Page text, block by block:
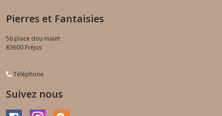
Pierres et Fantaisies
56 place dou maiet
83600 Fréjus
Téléphone
Suivez nous